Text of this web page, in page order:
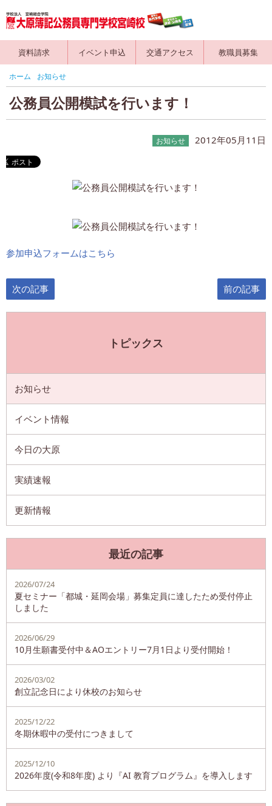
資料請求 イベント申込 交通アクセス 教職員募集
ホーム お知らせ
公務員公開模試を行います！
お知らせ 2012年05月11日
参加申込フォームはこちら
次の記事 前の記事
トピックス
お知らせ
イベント情報
今日の大原
実績速報
更新情報
最近の記事
2026/07/24
夏セミナー「都城・延岡会場」募集定員に達したため受付停止
しました
2026/06/29
10月生願書受付中＆AOエントリー7月1日より受付開始！
2026/03/02
創立記念日により休校のお知らせ
2025/12/22
冬期休暇中の受付につきまして
2025/12/10
2026年度(令和8年度) より『AI 教育プログラム』を導入します